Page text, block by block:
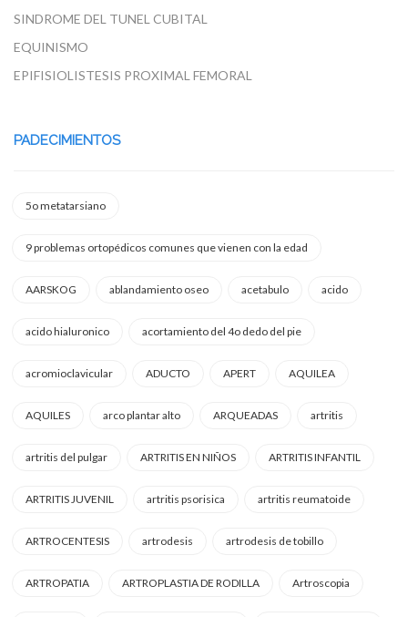
SINDROME DEL TUNEL CUBITAL
EQUINISMO
EPIFISIOLISTESIS PROXIMAL FEMORAL
PADECIMIENTOS
5o metatarsiano
9 problemas ortopédicos comunes que vienen con la edad
AARSKOG ablandamiento oseo acetabulo acido
acido hialuronico acortamiento del 4o dedo del pie
acromioclavicular ADUCTO APERT AQUILEA
AQUILES arco plantar alto ARQUEADAS artritis
artritis del pulgar ARTRITIS EN NIÑOS ARTRITIS INFANTIL
ARTRITIS JUVENIL artritis psorisica artritis reumatoide
ARTROCENTESIS artrodesis artrodesis de tobillo
ARTROPATIA ARTROPLASTIA DE RODILLA Artroscopia